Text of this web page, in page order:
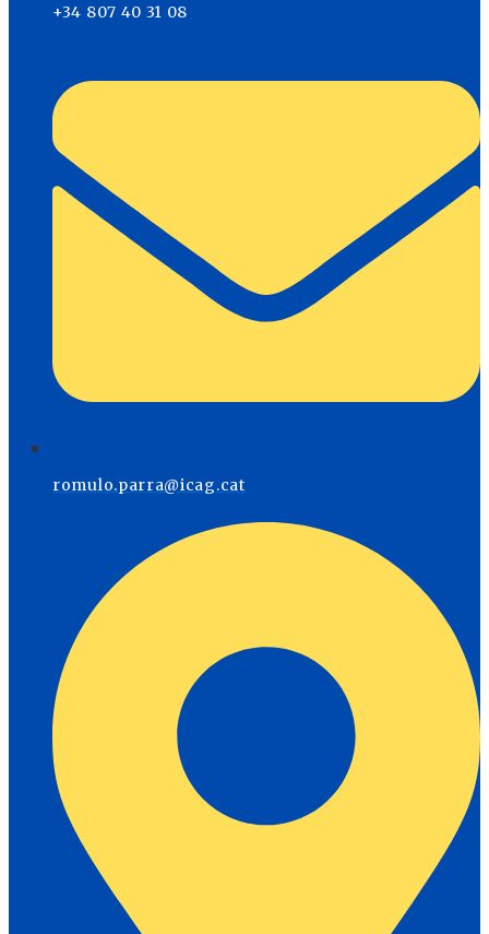
+34 807 40 31 08
romulo.parra@icag.cat